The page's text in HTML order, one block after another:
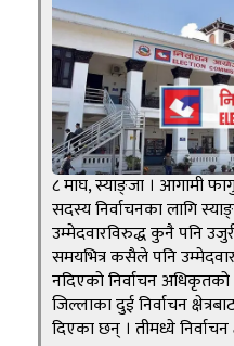
८ माघ, स्याङ्जा । आगामी
सदस्य निर्वाचनका लागि
उम्मेदवारविरुद्ध कुनै पनि
समयभित्र कसैले पनि
नदिएको निर्वाचन
जिल्लाका दुई निर्वाचन
दिएका छन् । तीमध्ये निर्वाचन